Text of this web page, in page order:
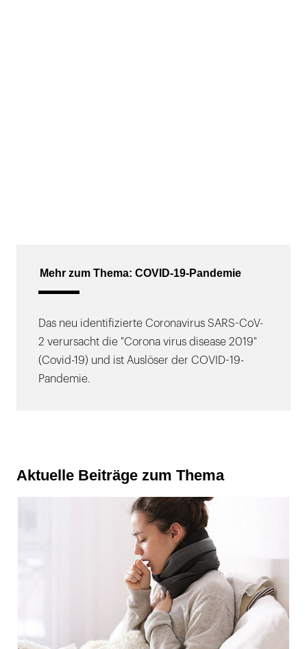
Mehr zum Thema: COVID-19-Pandemie
Das neu identifizierte Coronavirus SARS-CoV-
2 verursacht die "Corona virus disease 2019"
(Covid-19) und ist Auslöser der COVID-19-
Pandemie.
Aktuelle Beiträge zum Thema